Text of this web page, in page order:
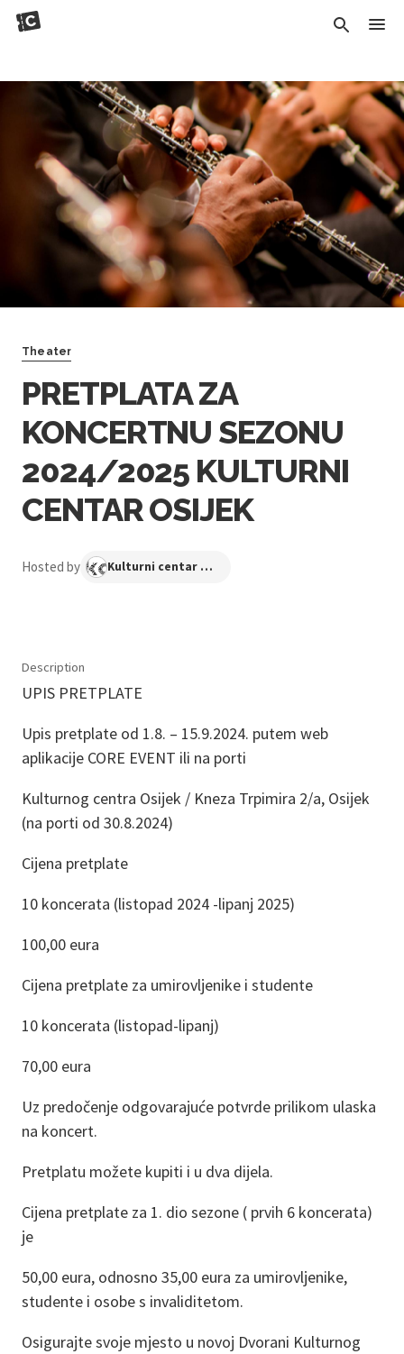
Theater
PRETPLATA ZA
KONCERTNU SEZONU
2024/2025 KULTURNI
CENTAR OSIJEK
Hosted by Kulturni centar Osijek
Description
UPIS PRETPLATE
Upis pretplate od 1.8. – 15.9.2024. putem web
aplikacije CORE EVENT ili na porti
Kulturnog centra Osijek / Kneza Trpimira 2/a, Osijek
(na porti od 30.8.2024)
Cijena pretplate
10 koncerata (listopad 2024 -lipanj 2025)
100,00 eura
Cijena pretplate za umirovljenike i studente
10 koncerata (listopad-lipanj)
70,00 eura
Uz predočenje odgovarajuće potvrde prilikom ulaska
na koncert.
Pretplatu možete kupiti i u dva dijela.
Cijena pretplate za 1. dio sezone ( prvih 6 koncerata)
je
50,00 eura, odnosno 35,00 eura za umirovljenike,
studente i osobe s invaliditetom.
Osigurajte svoje mjesto u novoj Dvorani Kulturnog